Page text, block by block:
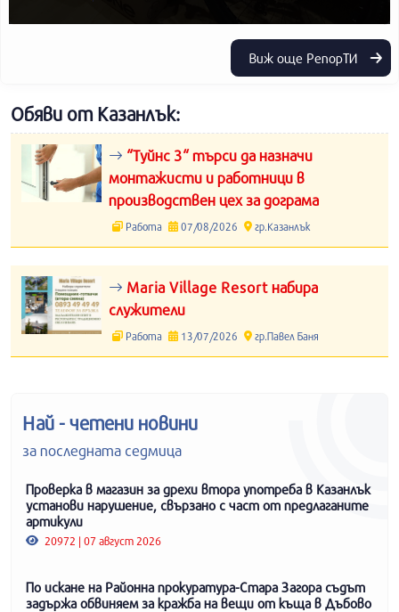
Виж още РепорТИ
Обяви от Казанлък:
“Туйнс 3“ търси да назначи
монтажисти и работници в
производствен цех за дограма
Работа 07/08/2026 гр.Казанлък
Maria Village Resort набира
служители
Работа 13/07/2026 гр.Павел Баня
Най - четени новини
за последната седмица
Проверка в магазин за дрехи втора употреба в Казанлък
установи нарушение, свързано с част от предлаганите
артикули
20972 | 07 август 2026
По искане на Районна прокуратура-Стара Загора съдът
задържа обвиняем за кражба на вещи от къща в Дъбово